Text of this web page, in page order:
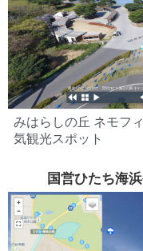
みはらしの丘 ネモフ
気観光スポット
国営ひたち海